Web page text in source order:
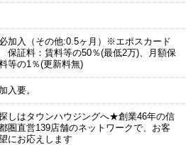
加入（その他:0.5ヶ月）※エポスカード
保証料：賃料等の50％(最低2万)、月額保
等の1％(更新料無)
入要。
しはタウンハウジングへ★創業46年の信
圏直営139店舗のネットワークで、お客
にお応えします